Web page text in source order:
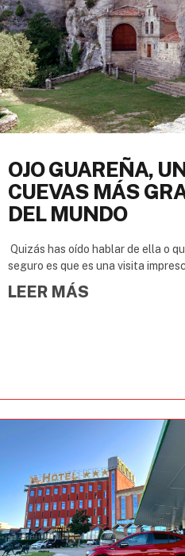
OJO GUAREÑA,
CUEVAS MÁS
DEL MUNDO
Quizás has oído hablar de ella o
seguro es que es una visita
LEER MÁS